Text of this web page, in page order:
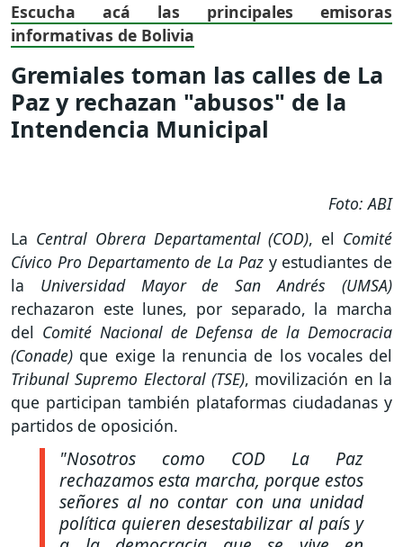
Escucha acá las principales emisoras
informativas de Bolivia
Gremiales toman las calles de La
Paz y rechazan "abusos" de la
Intendencia Municipal
Foto: ABI
La Central Obrera Departamental (COD), el Comité
Cívico Pro Departamento de La Paz y estudiantes de
la Universidad Mayor de San Andrés (UMSA)
rechazaron este lunes, por separado, la marcha
del Comité Nacional de Defensa de la Democracia
(Conade) que exige la renuncia de los vocales del
Tribunal Supremo Electoral (TSE), movilización en la
que participan también plataformas ciudadanas y
partidos de oposición.
"Nosotros como COD La Paz
rechazamos esta marcha, porque estos
señores al no contar con una unidad
política quieren desestabilizar al país y